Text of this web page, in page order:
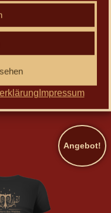
Impressum
– T-Shirt
Angebot!